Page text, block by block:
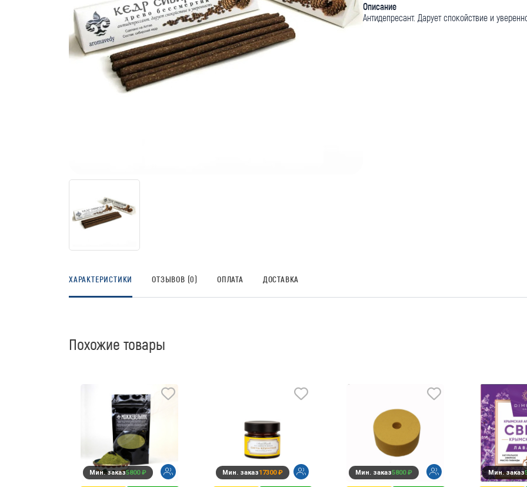
Описание
Антидепресант. Дарует спокойствие и
ХАРАКТЕРИСТИКИ ОТЗЫВОВ (0) ОПЛАТА ДОСТАВКА
Похожие товары
Мин. заказ5800 ₽ Мин. заказ17300 ₽ Мин. заказ5800 ₽ Мин. заказ